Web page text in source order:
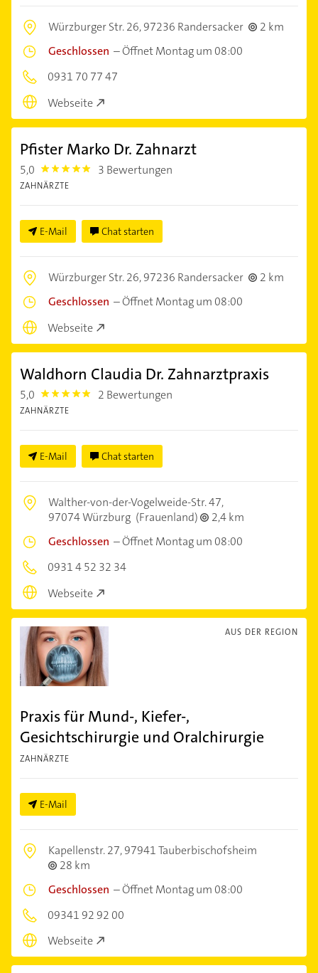
Würzburger Str. 26,97236 Randersacker
2 km
Geschlossen –Öffnet Montag um 08:00
0931 70 77 47
Webseite
Pfister Marko Dr. Zahnarzt
5,0 5.0 3 Bewertungen
ZAHNÄRZTE
E-Mail Chat starten
Würzburger Str. 26,97236 Randersacker
2 km
Geschlossen –Öffnet Montag um 08:00
Webseite
Waldhorn Claudia Dr. Zahnarztpraxis
5,0 5.0 2 Bewertungen
ZAHNÄRZTE
E-Mail Chat starten
Walther-von-der-Vogelweide-Str. 47,
97074 Würzburg (Frauenland)
2,4 km
Geschlossen –Öffnet Montag um 08:00
0931 4 52 32 34
Webseite
AUS DER REGION
Praxis für Mund-, Kiefer-,
Gesichtschirurgie und Oralchirurgie
ZAHNÄRZTE
E-Mail
Kapellenstr. 27,97941 Tauberbischofsheim
28 km
Geschlossen –Öffnet Montag um 08:00
09341 92 92 00
Webseite